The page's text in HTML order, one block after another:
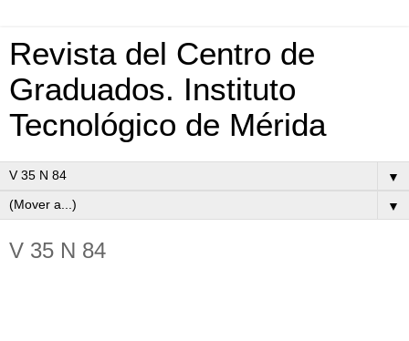
Revista del Centro de
Graduados. Instituto
Tecnológico de Mérida
▼
▼
V 35 N 84